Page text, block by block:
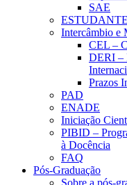
SAE
Intercâmbio e
CEL –
DERI –
Prazos
PAD
ENADE
Iniciação
PIBID –
à Docência
FAQ
Pós-Graduação
Sobre a pós-